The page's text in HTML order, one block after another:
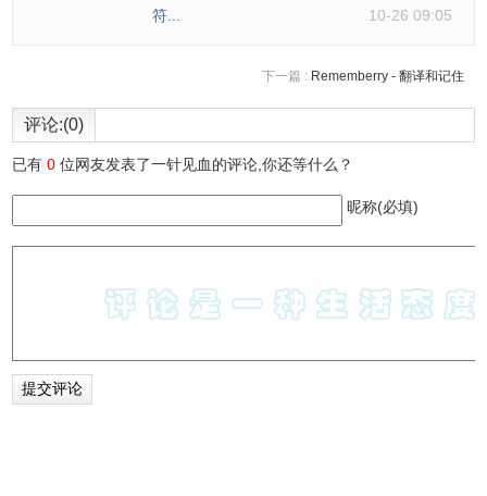
符... 10-26 09:05
下一篇 : Rememberry - 翻译和记住
评论:(0)
已有0 位网友发表了一针见血的评论,你还等什么？
昵称(必填)